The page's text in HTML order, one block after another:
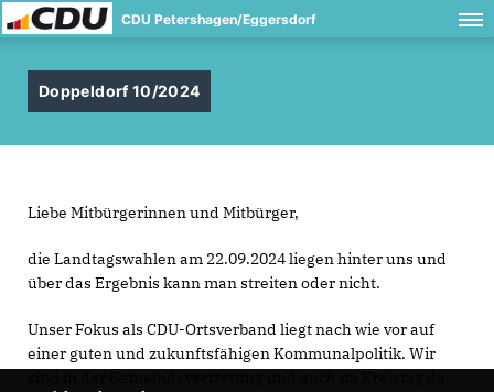
CDU Petershagen/Eggersdorf
Doppeldorf 10/2024
Liebe Mitbürgerinnen und Mitbürger,
die Landtagswahlen am 22.09.2024 liegen hinter uns und
über das Ergebnis kann man streiten oder nicht.
Unser Fokus als CDU-Ortsverband liegt nach wie vor auf
einer guten und zukunftsfähigen Kommunalpolitik. Wir